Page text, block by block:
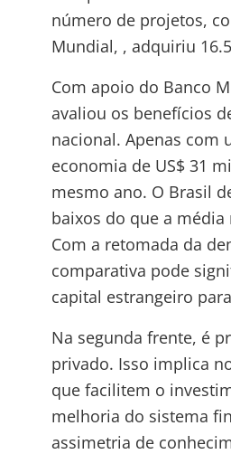
número de projetos,
Mundial, , adquiriu
Com apoio do Banco
avaliou os benefícios
nacional. Apenas com
economia de US$ 31
mesmo ano. O Brasil
baixos do que a
Com a retomada da
comparativa pode
capital estrangeiro
Na segunda frente, é
privado. Isso implica
que facilitem o
melhoria do sistema
assimetria de